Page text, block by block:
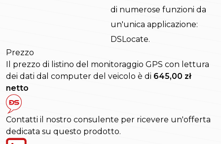
di numerose funzioni da
un'unica applicazione:
DSLocate.
Prezzo
Il prezzo di listino del monitoraggio GPS con lettura
dei dati dal computer del veicolo è di 645,00 zł
netto
Contatti il nostro consulente per ricevere un'offerta
dedicata su questo prodotto.